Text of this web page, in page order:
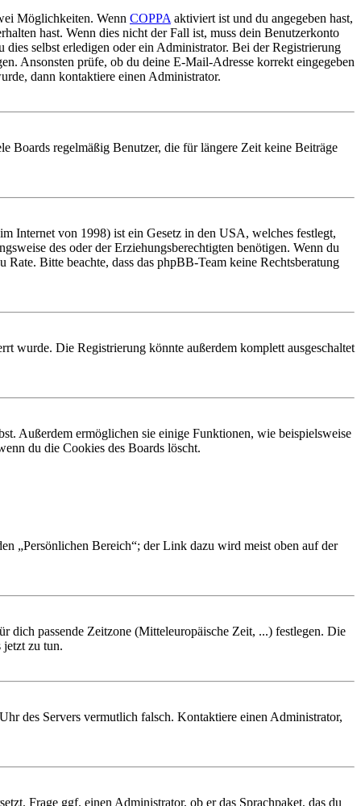
Möglichkeiten. Wenn COPPA aktiviert ist und du angegeben hast,
hast. Wenn dies nicht der Fall ist, muss dein Benutzerkonto
selbst erledigen oder ein Administrator. Bei der Registrierung
Ansonsten prüfe, ob du deine E-Mail-Adresse korrekt eingegeben
dann kontaktiere einen Administrator.
Boards regelmäßig Benutzer, die für längere Zeit keine Beiträge
Internet von 1998) ist ein Gesetz in den USA, welches festlegt,
des oder der Erziehungsberechtigten benötigen. Wenn du
Bitte beachte, dass das phpBB-Team keine Rechtsberatung
wurde. Die Registrierung könnte außerdem komplett ausgeschaltet
Außerdem ermöglichen sie einige Funktionen, wie beispielsweise
du die Cookies des Boards löscht.
„Persönlichen Bereich“; der Link dazu wird meist oben auf der
dich passende Zeitzone (Mitteleuropäische Zeit, ...) festlegen. Die
jetzt zu tun.
des Servers vermutlich falsch. Kontaktiere einen Administrator,
Frage ggf. einen Administrator, ob er das Sprachpaket, das du